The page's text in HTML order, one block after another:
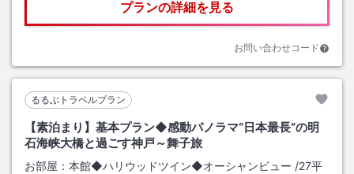
プランの詳細を見る
お問い合わせコード
るるぶトラベルプラン
【素泊まり】基本プラン◆感動パノラマ“日本最長”の明
石海峡大橋と過ごす神戸～舞子旅
お部屋： 本館◆ハリウッドツイン◆オーシャンビュー /27平